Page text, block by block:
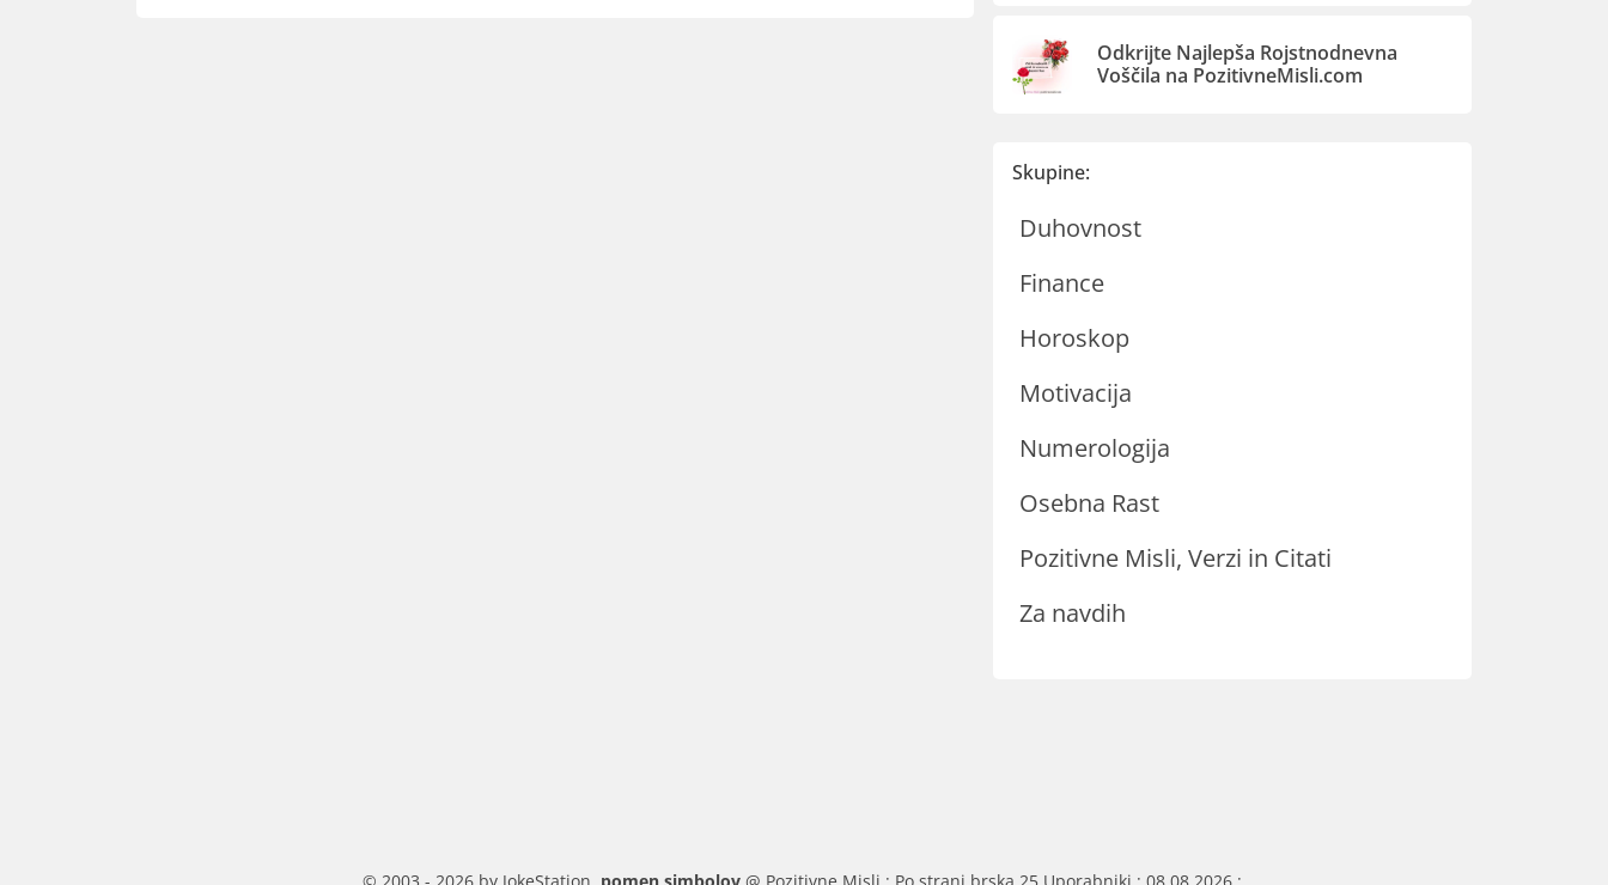
Odkrijte Najlepša Rojstnodnevna
Voščila na PozitivneMisli.com
Skupine:
Duhovnost
Finance
Horoskop
Motivacija
Numerologija
Osebna Rast
Pozitivne Misli, Verzi in Citati
Za navdih